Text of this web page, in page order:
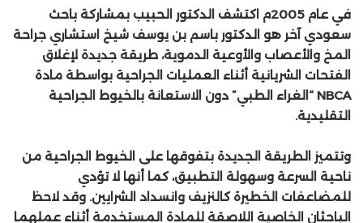
في عام 2005م اكتشف الدكتور الحبيب بمشاركة باحث
سعودي آخر هو الدكتور باسم بن يوسف شيخ استشاري جراحة
المخ والأعصاب والأوعية الدموية، طريقة جديدة لإغلاق
الفتحات الشريانية أثناء العمليات الجراحية بواسطة مادة
NBCA “الغراء الطبي” دون الاستعانة بالخيوط الجراحية
التقليدية.
وتتميز الطريقة الجديدة بتفوقها على الخيوط الجراحية من
ناحية السرعة وسهولة التطبيق، كما أنها لا تؤدي
للمضاعفات الخطيرة كالنزيف وانسداد الشرايين. وقد لاحظ
الباحثان الخاصية اللاصقة للمادة المستخدمة أثناء عملهما